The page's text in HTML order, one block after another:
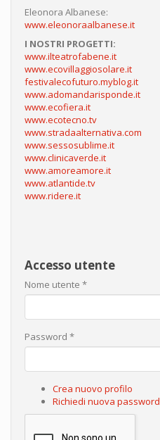
Eleonora Albanese:
www.eleonoraalbanese.it
I NOSTRI PROGETTI:
www.ilteatrofabene.it
www.ecovillaggiosolare.it
festivalecofuturo.myblog.it
www.adomandarisponde.it
www.ecofiera.it
www.ecotecno.tv
www.stradaalternativa.com
www.sessosublime.it
www.clinicaverde.it
www.amoreamore.it
www.atlantide.tv
www.ridere.it
Accesso utente
Nome utente *
Password *
Crea nuovo profilo
Richiedi nuova password